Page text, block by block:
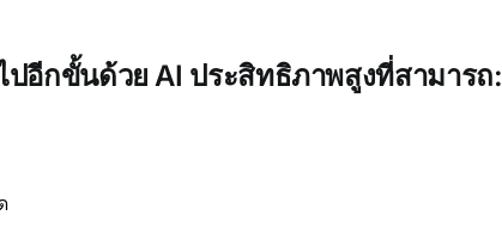
อีกขั้นด้วย AI ประสิทธิภาพสูงที่สามารถ: